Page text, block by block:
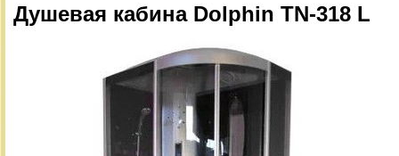
Душевая кабина Dolphin TN-318 L